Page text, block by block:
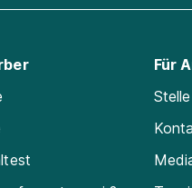
Für